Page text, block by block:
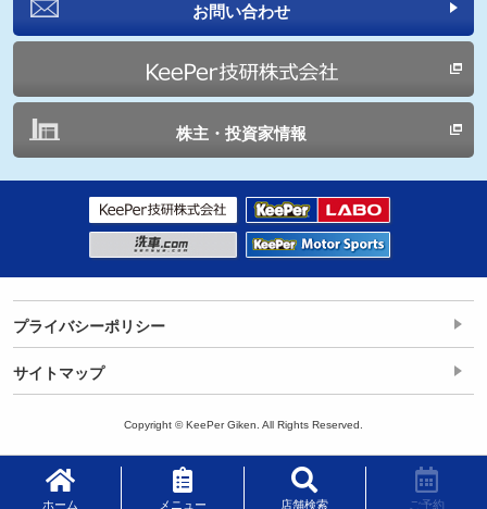
お問い合わせ
株主・投資家情報
プライバシーポリシー
サイトマップ
Copyright © KeePer Giken. All Rights Reserved.
ホーム メニュー 店舗検索 ご予約